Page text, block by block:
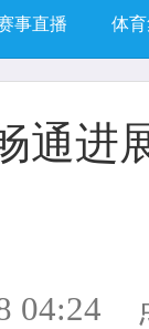
事直播 体
通进
04:24